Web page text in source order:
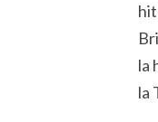
la
la